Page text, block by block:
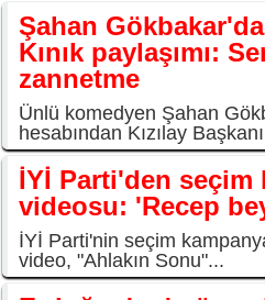
Şahan
Kınık paylaşımı:
zannetme
Ünlü komedyen Şahan
hesabından Kızılay
İYİ Parti'den seçim
videosu: 'Recep
İYİ Parti'nin seçim
video, "Ahlakın Sonu"...